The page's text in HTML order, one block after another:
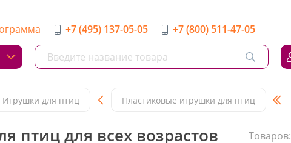
+7 (495) 137-05-05 +7 (800) 511-47-05
Игрушки для птиц Пластиковые игрушки для птиц
птиц для всех возрастов Товаров: